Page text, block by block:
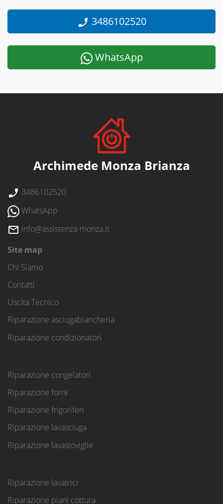
3486102520
WhatsApp
Archimede Monza Brianza
3486102520
WhatsApp
info@assistenza-monza.it
Site map
Chi Siamo
Contatti
Uscita Tecnico
Riparazione asciugabiancheria
Riparazione condizionatori
Riparazione congelatori
Riparazione forni
Riparazione frigoriferi
Riparazione lavasciuga
Riparazione lavastoviglie
Riparazione lavatrici
Riparazione piani cottura